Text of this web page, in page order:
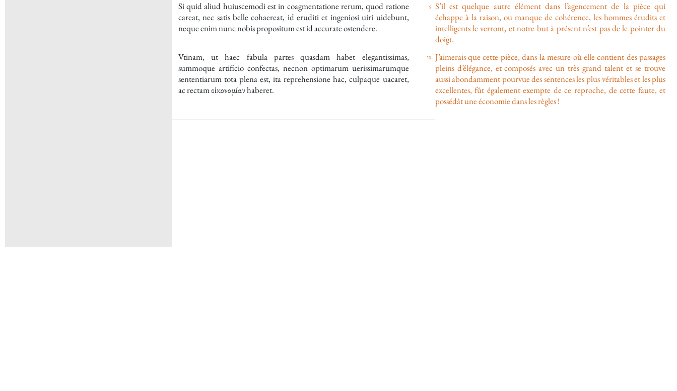
Si quid aliud huiuscemodi est in coagmentatione rerum, quod ratione
careat, nec satis belle cohaereat, id eruditi et ingeniosi uiri uidebunt,
neque enim nunc nobis propositum est id accurate ostendere.
S’il est quelque autre élément dans l’agencement de la pièce qui
échappe à la raison, ou manque de cohérence, les hommes érudits et
intelligents le verront, et notre but à présent n’est pas de le pointer du
doigt.
Vtinam, ut haec fabula partes quasdam habet elegantissimas,
summoque artificio confectas, necnon optimarum uerissimarumque
sententiarum tota plena est, ita reprehensione hac, culpaque uacaret,
ac rectamοἰκονομίανhaberet.
J’aimerais que cette pièce, dans la mesure où elle contient des passages
pleins d’élégance, et composés avec un très grand talent et se trouve
aussi abondamment pourvue des sentences les plus véritables et les plus
excellentes, fût également exempte de ce reproche, de cette faute, et
possédât une économie dans les règles !